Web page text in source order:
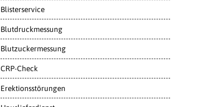
Blisterservice
Blutdruckmessung
Blutzuckermessung
CRP-Check
Erektionsstörungen